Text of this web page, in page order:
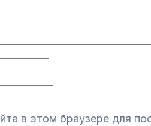
в этом браузере для